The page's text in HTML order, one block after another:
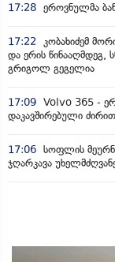
17:28 ეროვნულმა
17:22
კობახიძემ
და ერის წინააღმდეგ,
გრიგოლ გეგელია
17:09 Volvo 365 -
დაკავშირებული
17:06 სოფლის
ჯღარკავა